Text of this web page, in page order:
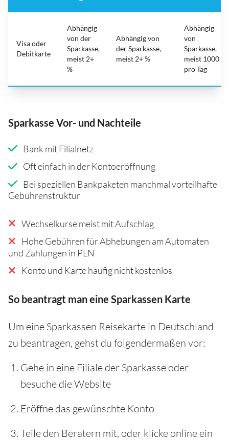
Visa oder
Debitkarte
Abhängig
von der
Sparkasse,
meist 2+
%
Abhängig von
der Sparkasse,
meist 2+ %
Abhängig
von
Sparkasse,
meist 1000
pro Tag
Sparkasse Vor- und Nachteile
Bank mit Filialnetz
Oft einfach in der Kontoeröffnung
Bei speziellen Bankpaketen manchmal vorteilhafte
Gebührenstruktur
Wechselkurse meist mit Aufschlag
Hohe Gebühren für Abhebungen am Automaten
und Zahlungen in PLN
Konto und Karte häufig nicht kostenlos
So beantragt man eine Sparkassen Karte
Um eine Sparkassen Reisekarte in Deutschland
zu beantragen, gehst du folgendermaßen vor:
Gehe in eine Filiale der Sparkasse oder
besuche die Website
Eröffne das gewünschte Konto
Teile den Beratern mit, oder klicke online ein